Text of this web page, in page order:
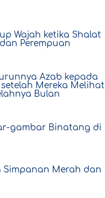
Wajah ketika Shalat
Perempuan
Azab kepada
Mereka Melihat
Bulan
gambar Binatang di
Simpanan Merah dan